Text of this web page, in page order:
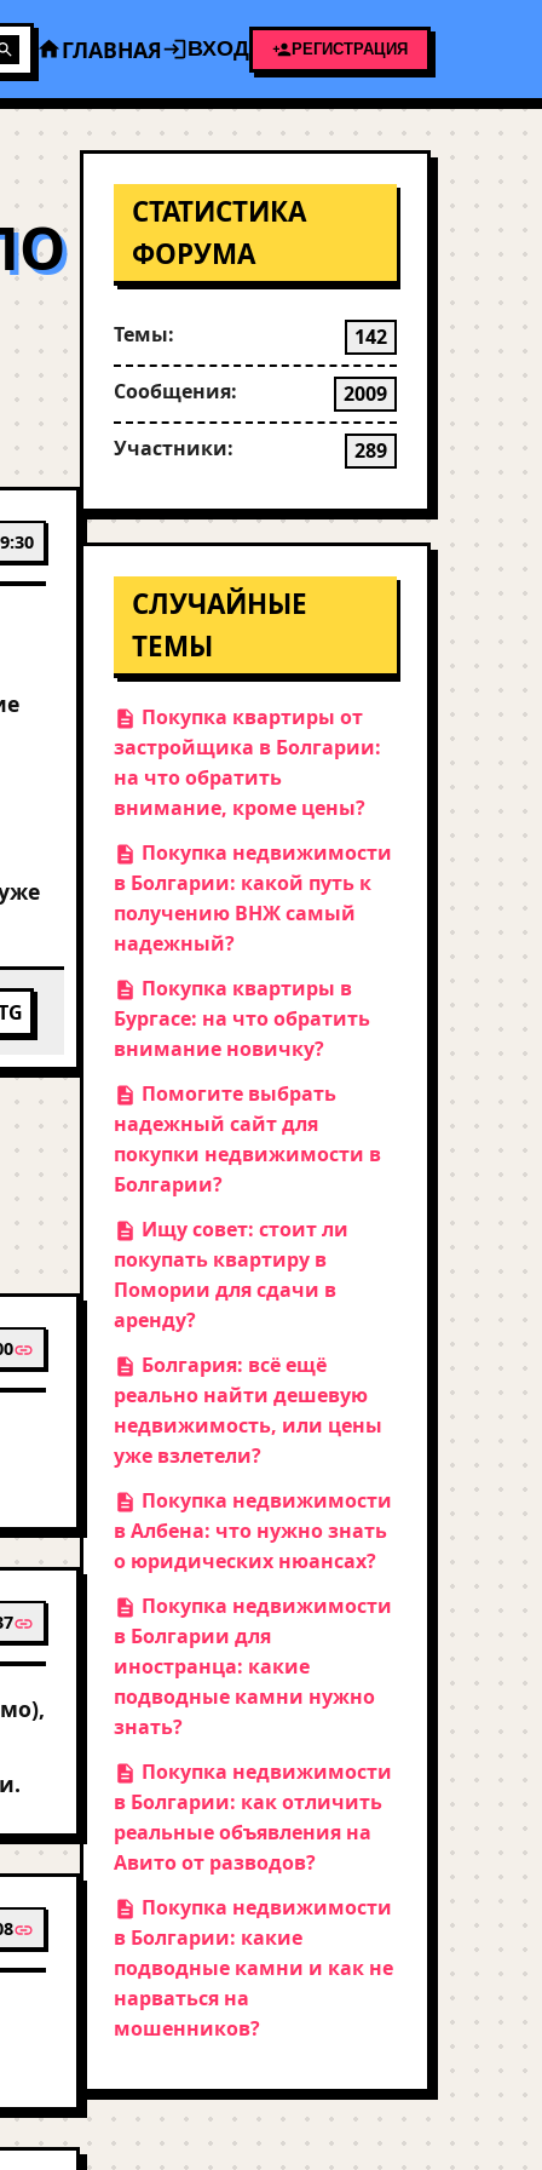
ГЛАВНАЯ ВХОД РЕГИСТРАЦИЯ
СТАТИСТИКА
ФОРУМА
Темы: 142
Сообщения: 2009
Участники: 289
СЛУЧАЙНЫЕ
ТЕМЫ
Покупка квартиры от
застройщика в Болгарии:
на что обратить
внимание, кроме цены?
Покупка недвижимости
в Болгарии: какой путь к
получению ВНЖ самый
надежный?
Покупка квартиры в
Бургасе: на что обратить
внимание новичку?
Помогите выбрать
надежный сайт для
покупки недвижимости в
Болгарии?
Ищу совет: стоит ли
покупать квартиру в
Помории для сдачи в
аренду?
Болгария: всё ещё
реально найти дешевую
недвижимость, или цены
уже взлетели?
Покупка недвижимости
в Албена: что нужно знать
о юридических нюансах?
Покупка недвижимости
в Болгарии для
иностранца: какие
подводные камни нужно
знать?
Покупка недвижимости
в Болгарии: как отличить
реальные объявления на
Авито от разводов?
Покупка недвижимости
в Болгарии: какие
подводные камни и как не
нарваться на
мошенников?